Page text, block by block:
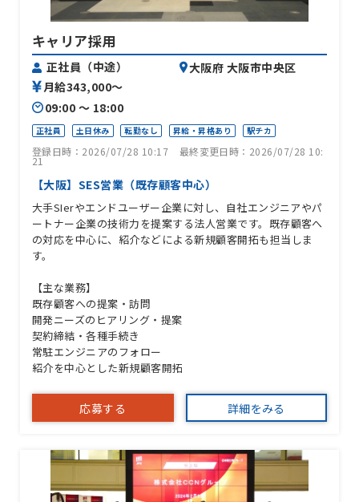
キャリア採用
正社員（中途）
月給343,000〜
09:00 〜 18:00
大阪府 大阪市中央区
正社員 土日休み 転勤なし 昇給・昇格あり 駅チカ
登録日時：2026/07/28 10:17 最終変更日時：2026/07/28 10:
21
【大阪】SES営業（既存顧客中心）
大手SIerやエンドユーザー企業に対し、自社エンジニアやパ
ートナー企業の技術力を提案する法人営業です。既存顧客へ
の対応を中心に、紹介などによる新規顧客開拓も担当しま
す。
【主な業務】
既存顧客への提案・訪問
開発ニーズのヒアリング・提案
契約締結・各種手続き
常駐エンジニアのフォロー
紹介を中心とした新規顧客開拓
応募する 詳細をみる